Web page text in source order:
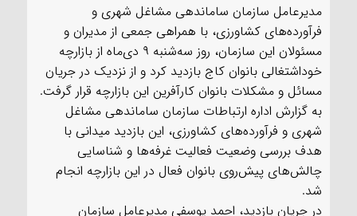
مدیرعامل سازمان ساماندهی مشاغل شهری و
فرآورده‌های کشاورزی، با همراهی جمعی از مدیران و
مسئولان این سازمان، روز سه‌شنبه ۹ دی‌ماه از بازارچه
خوداشتغالی بانوان کاج بازدید کرد و از نزدیک در جریان
مسائل و مشکلات بانوان کارآفرین این بازارچه قرار گرفت.
به گزارش اداره ارتباطات سازمان ساماندهی مشاغل
شهری و فرآورده‌های کشاورزی، این بازدید میدانی با
هدف بررسی وضعیت فعالیت غرفه‌ها و شناسایی
چالش‌های پیش‌روی بانوان فعال در این بازارچه انجام
شد.
در جریان بازدید، احمد یوسفی مدیرعامل سازمان